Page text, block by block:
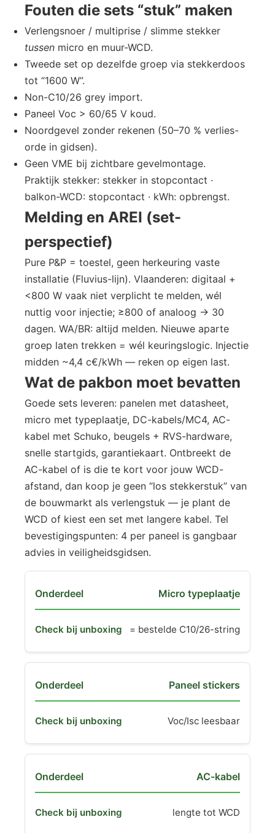
Fouten die sets “stuk” maken
Verlengsnoer / multiprise / slimme stekker
tussen micro en muur-WCD.
Tweede set op dezelfde groep via stekkerdoos
tot “1600 W”.
Non-C10/26 grey import.
Paneel Voc > 60/65 V koud.
Noordgevel zonder rekenen (50–70 % verlies-
orde in gidsen).
Geen VME bij zichtbare gevelmontage.
Praktijk stekker: stekker in stopcontact ·
balkon-WCD: stopcontact · kWh: opbrengst.
Melding en AREI (set-
perspectief)
Pure P&P = toestel, geen herkeuring vaste
installatie (Fluvius-lijn). Vlaanderen: digitaal +
<800 W vaak niet verplicht te melden, wél
nuttig voor injectie; ≥800 of analoog → 30
dagen. WA/BR: altijd melden. Nieuwe aparte
groep laten trekken = wél keuringslogic. Injectie
midden ~4,4 c€/kWh — reken op eigen last.
Wat de pakbon moet bevatten
Goede sets leveren: panelen met datasheet,
micro met typeplaatje, DC-kabels/MC4, AC-
kabel met Schuko, beugels + RVS-hardware,
snelle startgids, garantiekaart. Ontbreekt de
AC-kabel of is die te kort voor jouw WCD-
afstand, dan koop je geen “los stekkerstuk” van
de bouwmarkt als verlengstuk — je plant de
WCD of kiest een set met langere kabel. Tel
bevestigingspunten: 4 per paneel is gangbaar
advies in veiligheidsgidsen.
Micro typeplaatje
= bestelde C10/26-string
Paneel stickers
Voc/Isc leesbaar
AC-kabel
lengte tot WCD